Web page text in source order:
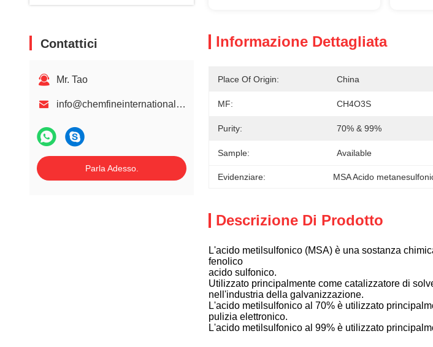
Contattici
Mr. Tao
info@chemfineinternational.com
Parla Adesso.
Informazione Dettagliata
Place Of Origin: China
MF: CH4O3S
Purity: 70% & 99%
Sample: Available
Evidenziare: MSA Acido
Descrizione Di Prodotto
L'acido metilsulfonico (MSA) è una sostanza
fenolico
acido sulfonico.
Utilizzato principalmente come catalizzatore di
nell'industria della galvanizzazione.
L'acido metilsulfonico al 70% è utilizzato
pulizia elettronico.
L'acido metilsulfonico al 99% è utilizzato